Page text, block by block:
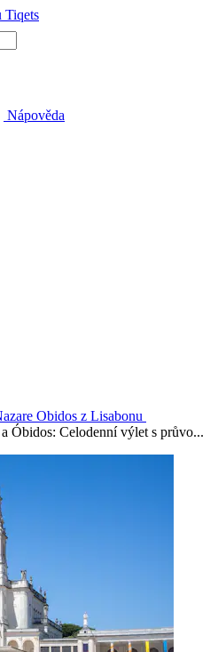
Nápověda
Obidos z Lisabonu
Óbidos: Celodenní výlet s průvo...